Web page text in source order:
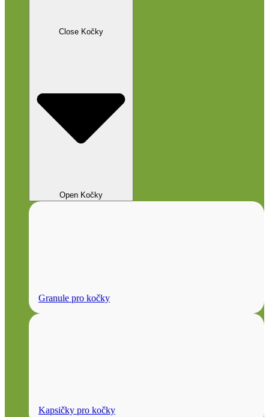
Close Kočky
Open Kočky
Granule pro kočky
Kapsičky pro kočky